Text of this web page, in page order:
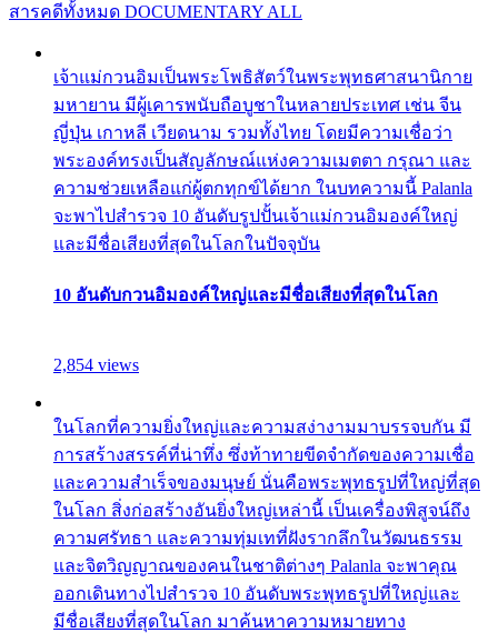
สารคดีทั้งหมด DOCUMENTARY ALL
เจ้าแม่กวนอิมเป็นพระโพธิสัตว์ในพระพุทธศาสนานิกาย
มหายาน มีผู้เคารพนับถือบูชาในหลายประเทศ เช่น จีน
ญี่ปุ่น เกาหลี เวียดนาม รวมทั้งไทย โดยมีความเชื่อว่า
พระองค์ทรงเป็นสัญลักษณ์แห่งความเมตตา กรุณา และ
ความช่วยเหลือแก่ผู้ตกทุกข์ได้ยาก ในบทความนี้ Palanla
จะพาไปสำรวจ 10 อันดับรูปปั้นเจ้าแม่กวนอิมองค์ใหญ่
และมีชื่อเสียงที่สุดในโลกในปัจจุบัน
10 อันดับกวนอิมองค์ใหญ่และมีชื่อเสียงที่สุดในโลก
2,854 views
ในโลกที่ความยิ่งใหญ่และความสง่างามมาบรรจบกัน มี
การสร้างสรรค์ที่น่าทึ่ง ซึ่งท้าทายขีดจำกัดของความเชื่อ
และความสำเร็จของมนุษย์ นั่นคือพระพุทธรูปที่ใหญ่ที่สุด
ในโลก สิ่งก่อสร้างอันยิ่งใหญ่เหล่านี้ เป็นเครื่องพิสูจน์ถึง
ความศรัทธา และความทุ่มเทที่ฝังรากลึกในวัฒนธรรม
และจิตวิญญาณของคนในชาติต่างๆ Palanla จะพาคุณ
ออกเดินทางไปสำรวจ 10 อันดับพระพุทธรูปที่ใหญ่และ
มีชื่อเสียงที่สุดในโลก มาค้นหาความหมายทาง